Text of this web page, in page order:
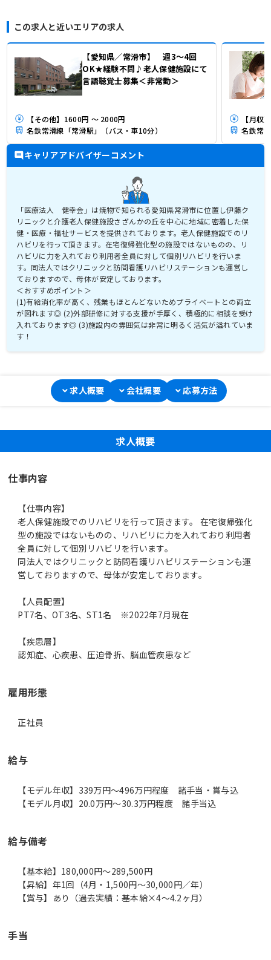
この求人と近いエリアの求人
【愛知県／常滑市】 週3～4回
OK★経験不問♪老人保健施設にて
言語聴覚士募集＜非常勤＞
【その他】1600円 ～ 2000円
名鉄常滑線「常滑駅」（バス・車10分）
【月収
名鉄常
キャリアアドバイザーコメント
「医療法人 健幸会」は焼物で知られる愛知県常滑市に位置し伊藤ク
リニックと介護老人保健施設さざんかの丘を中心に地域に密着した保
健・医療・福祉サービスを提供されております。老人保健施設でのリ
ハビリを行って頂きます。在宅復帰強化型の施設ではないものの、リ
ハビリに力を入れており利用者全員に対して個別リハビリを行いま
す。同法人ではクリニックと訪問看護リハビリステーションも運営し
ておりますので、母体が安定しております。
＜おすすめポイント＞
(1)有給消化率が高く、残業もほとんどないためプライベートとの両立
が図れます◎ (2)外部研修に対する支援が手厚く、積極的に相談を受け
入れております◎ (3)施設内の雰囲気は非常に明るく活気が溢れていま
す！
求人概要 会社概要 応募方法
求人概要
仕事内容
【仕事内容】
老人保健施設でのリハビリを行って頂きます。 在宅復帰強化
型の施設ではないものの、リハビリに力を入れており利用者
全員に対して個別リハビリを行います。
同法人ではクリニックと訪問看護リハビリステーションも運
営しておりますので、母体が安定しております。
【人員配置】
PT7名、OT3名、ST1名 ※2022年7月現在
【疾患層】
認知症、心疾患、圧迫骨折、脳血管疾患など
雇用形態
正社員
給与
【モデル年収】339万円〜496万円程度 諸手当・賞与込
【モデル月収】20.0万円〜30.3万円程度 諸手当込
給与備考
【基本給】180,000円～289,500円
【昇給】年1回（4月・1,500円～30,000円／年）
【賞与】あり（過去実績：基本給×4～4.2ヶ月）
手当